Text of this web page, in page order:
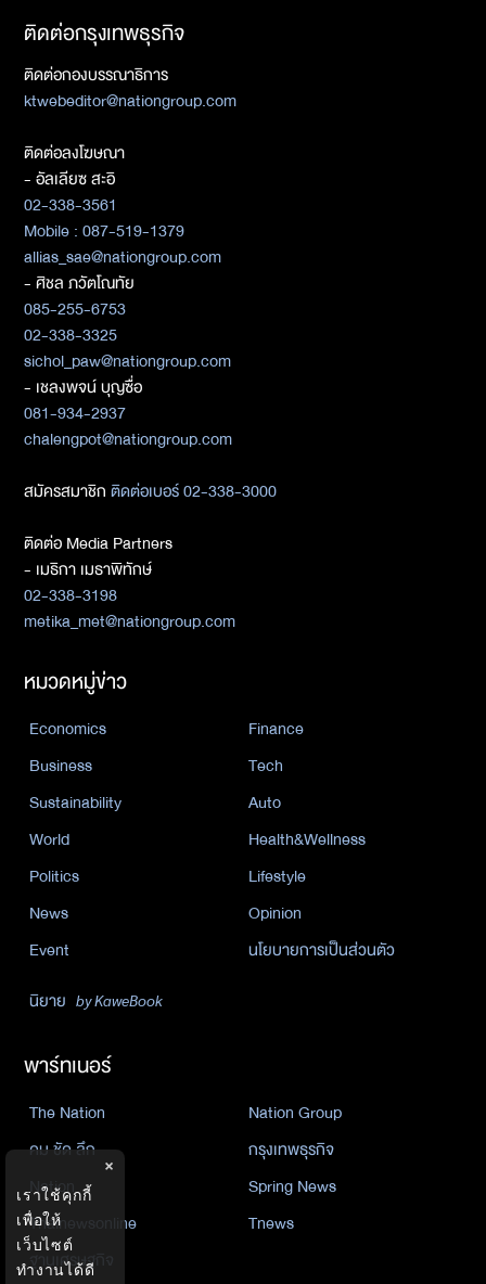
ติดต่อกรุงเทพธุรกิจ
ติดต่อกองบรรณาธิการ
ktwebeditor@nationgroup.com
ติดต่อลงโฆษณา
- อัลเลียซ สะอิ
02-338-3561
Mobile : 087-519-1379
allias_sae@nationgroup.com
- ศิชล ภวัตโณทัย
085-255-6753
02-338-3325
sichol_paw@nationgroup.com
- เชลงพจน์ บุญซื่อ
081-934-2937
chalengpot@nationgroup.com
สมัครสมาชิกติดต่อเบอร์ 02-338-3000
ติดต่อ Media Partners
- เมธิกา เมธาพิทักษ์
02-338-3198
metika_met@nationgroup.com
หมวดหมู่ข่าว
Economics
Finance
Business
Tech
Sustainability
Auto
World
Health&Wellness
Politics
Lifestyle
News
Opinion
Event
นโยบายการเป็นส่วนตัว
นิยาย by KaweBook
พาร์ทเนอร์
The Nation
Nation Group
คม ชัด ลึก
กรุงเทพธุรกิจ
Nation
Spring News
Thainewsonline
Tnews
ฐานเศรษฐกิจ
×
เราใช้คุกกี้
เพื่อให้
เว็บไซต์
ทำงานได้ดี